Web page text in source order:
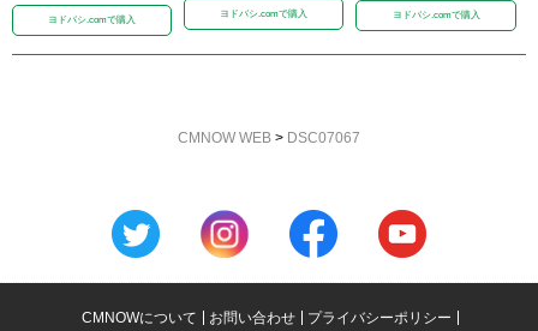
ヨドバシ.comで購入
ヨドバシ.comで購入 ヨドバシ.comで購入
CMNOW WEB > DSC07067
CMNOWについて お問い合わせ プライバシーポリシー